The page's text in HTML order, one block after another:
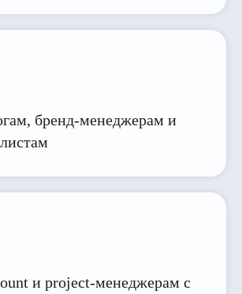
бренд-менеджерам и
и project-менеджерам с